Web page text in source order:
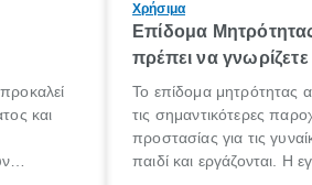
και
Χρήσιμα
Επίδομα
πρέπει να γνωρίζετε
Το επίδομα μητρότητας
τις σημαντικότερες
προστασίας για τις
παιδί και εργάζονται. Η